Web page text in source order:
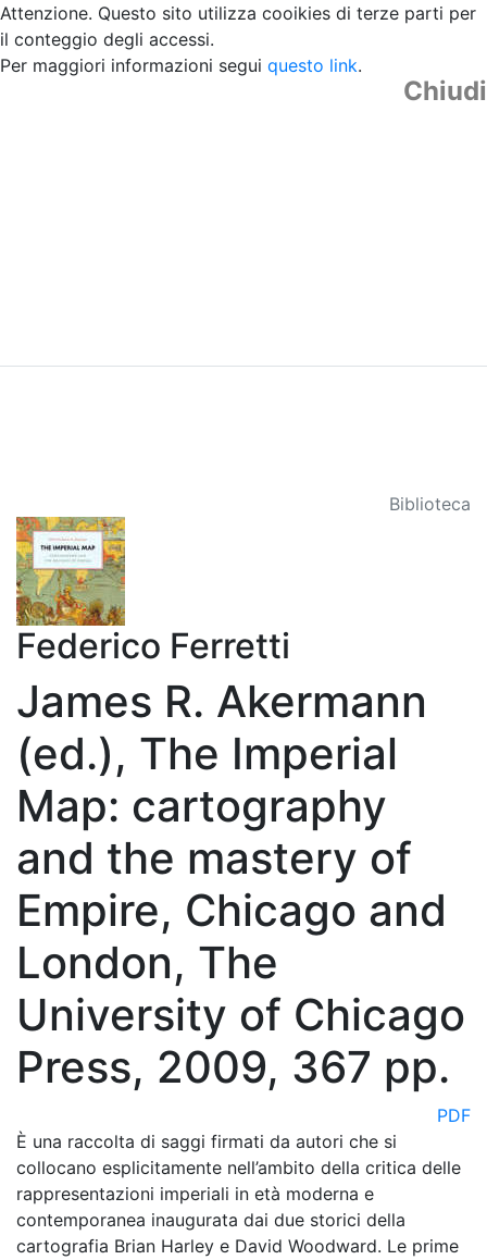
Attenzione. Questo sito utilizza cooikies di terze parti per
il conteggio degli accessi.
Per maggiori informazioni segui questo link.
Chiudi
Biblioteca
Federico Ferretti
James R. Akermann
(ed.), The Imperial
Map: cartography
and the mastery of
Empire, Chicago and
London, The
University of Chicago
Press, 2009, 367 pp.
PDF
È una raccolta di saggi firmati da autori che si
collocano esplicitamente nell’ambito della critica delle
rappresentazioni imperiali in età moderna e
contemporanea inaugurata dai due storici della
cartografia Brian Harley e David Woodward. Le prime